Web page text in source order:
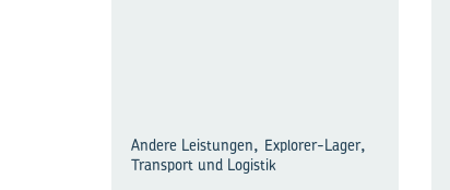
Andere Leistungen, Explorer-Lager,
Transport und Logistik